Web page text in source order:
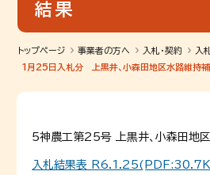
結果
トップページ 事業者の方へ 入札・契約 入
1月25日入札分 上黒井､小森田地区水路維持
5神農工第25号 上黒井、小森田地
入札結果表